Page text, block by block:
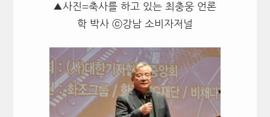
▲사진=축사를 하고 있는 최충웅 언론
학 박사 ⓒ강남 소비자저널